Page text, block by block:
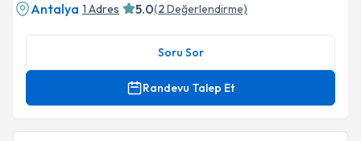
Antalya 1 Adres 5.0(2Değerlendirme)
Soru Sor
Randevu Talep Et